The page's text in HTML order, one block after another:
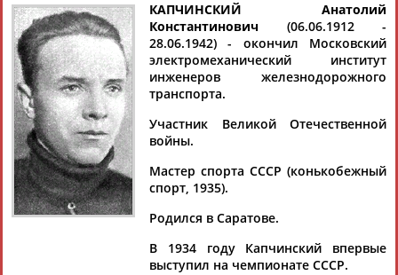
Анатолий
КАПЧИНСКИЙ
Ваш запрос: "Анатолий КАПЧИНСКИЙ"
Документы 1-2 из 2 найденных уникальных документов
В Госдуме РФ открыли выставку памяти спортсменов -
героев Великой Отечественной войны
...назначения. Было много героев - это и братья Знаменские,
КонстантиновичКапчинский, знаменитый
Конькобежный спорт
КАПЧИНСКИЙ Анатолий
Константинович (06.06.1912 -
28.06.1942) - окончил Московский
электромеханический институт
инженеров железнодорожного
транспорта.
Участник Великой Отечественной
войны.
Мастер спорта СССР (конькобежный
спорт, 1935).
Родился в Саратове.
В 1934 году Капчинский впервые
выступил на чемпионате СССР.